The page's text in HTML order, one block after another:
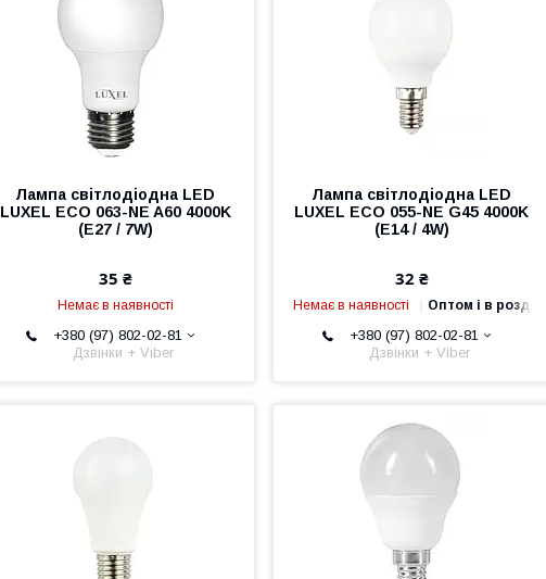
Лампа світлодіодна LED
LUXEL ECO 063-NE A60 4000K
(E27 / 7W)
35 ₴
Немає в наявності
+380 (97) 802-02-81
Дзвінки + Viber
Лампа світлодіодна LED
LUXEL ECO 055-NE G45 4000K
(E14 / 4W)
32 ₴
Немає в наявності Оптом і в роздріб
+380 (97) 802-02-81
Дзвінки + Viber